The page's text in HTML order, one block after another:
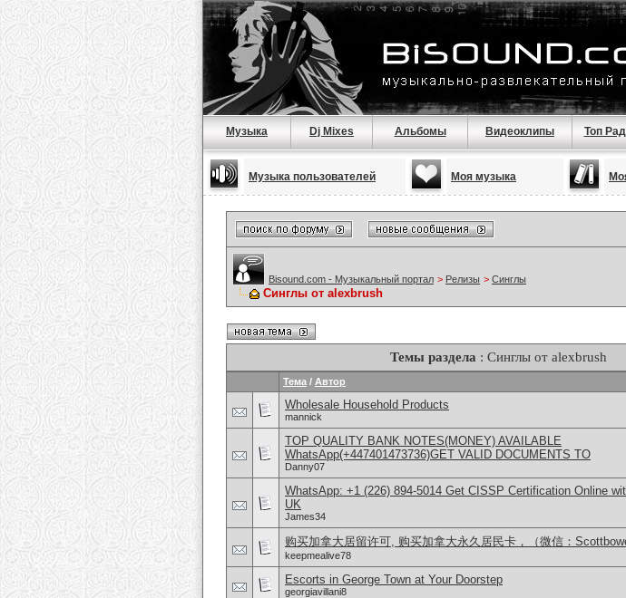
Музыка Dj Mixes Альбомы Видеоклипы Топ
Музыка пользователей Моя музыка
Bisound.com - Музыкальный портал > Релизы > Синглы
Синглы от alexbrush
Темы раздела : Синглы от alexbrush
Тема / Автор
Wholesale Household Products
mannick
TOP QUALITY BANK NOTES(MONEY) AVAILABLE
WhatsApp(+447401473736)GET VALID DOCUMENTS TO
Danny07
WhatsApp: +1 (226) 894-5014​ Get CISSP Certification Online
UK
James34
购买加拿大居留许可, 购买加拿大永久居民卡，（微信：
keepmealive78
Escorts in George Town at Your Doorstep
georgiavillani8